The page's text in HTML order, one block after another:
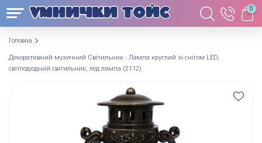
0
Головна
Декоративний музичний Світильник - Лампа круглий зі снігом LED,
світлодіодний світильник, лед лампа (2112)